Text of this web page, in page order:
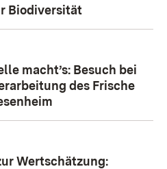
Biodiversität
macht’s: Besuch bei
des Frische
Wertschätzung: